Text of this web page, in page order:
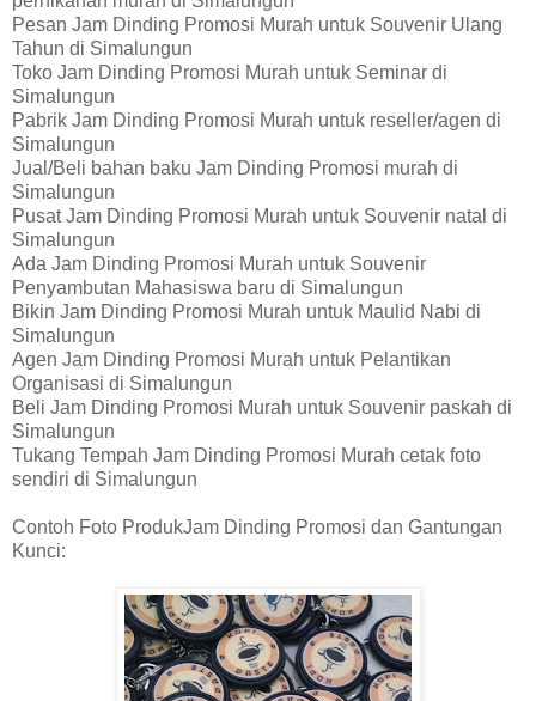
Pesan Jam Dinding Promosi Murah untuk Souvenir Ulang
Tahun di Simalungun
Toko Jam Dinding Promosi Murah untuk Seminar di
Simalungun
Pabrik Jam Dinding Promosi Murah untuk reseller/agen di
Simalungun
Jual/Beli bahan baku Jam Dinding Promosi murah di
Simalungun
Pusat Jam Dinding Promosi Murah untuk Souvenir natal di
Simalungun
Ada Jam Dinding Promosi Murah untuk Souvenir
Penyambutan Mahasiswa baru di Simalungun
Bikin Jam Dinding Promosi Murah untuk Maulid Nabi di
Simalungun
Agen Jam Dinding Promosi Murah untuk Pelantikan
Organisasi di Simalungun
Beli Jam Dinding Promosi Murah untuk Souvenir paskah di
Simalungun
Tukang Tempah Jam Dinding Promosi Murah cetak foto
sendiri di Simalungun
Contoh Foto ProdukJam Dinding Promosi dan Gantungan
Kunci: